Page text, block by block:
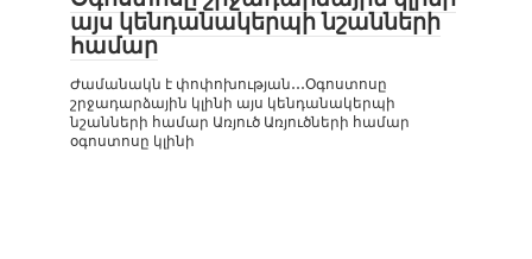
այս կենդանակերպի նշանների
համար
Ժամանակն է փոփոխության․․․Օգոստոսը
շրջադարձային կլինի այս կենդանակերպի
նշանների համար Առյուծ Առյուծների համար
օգոստոսը կլինի